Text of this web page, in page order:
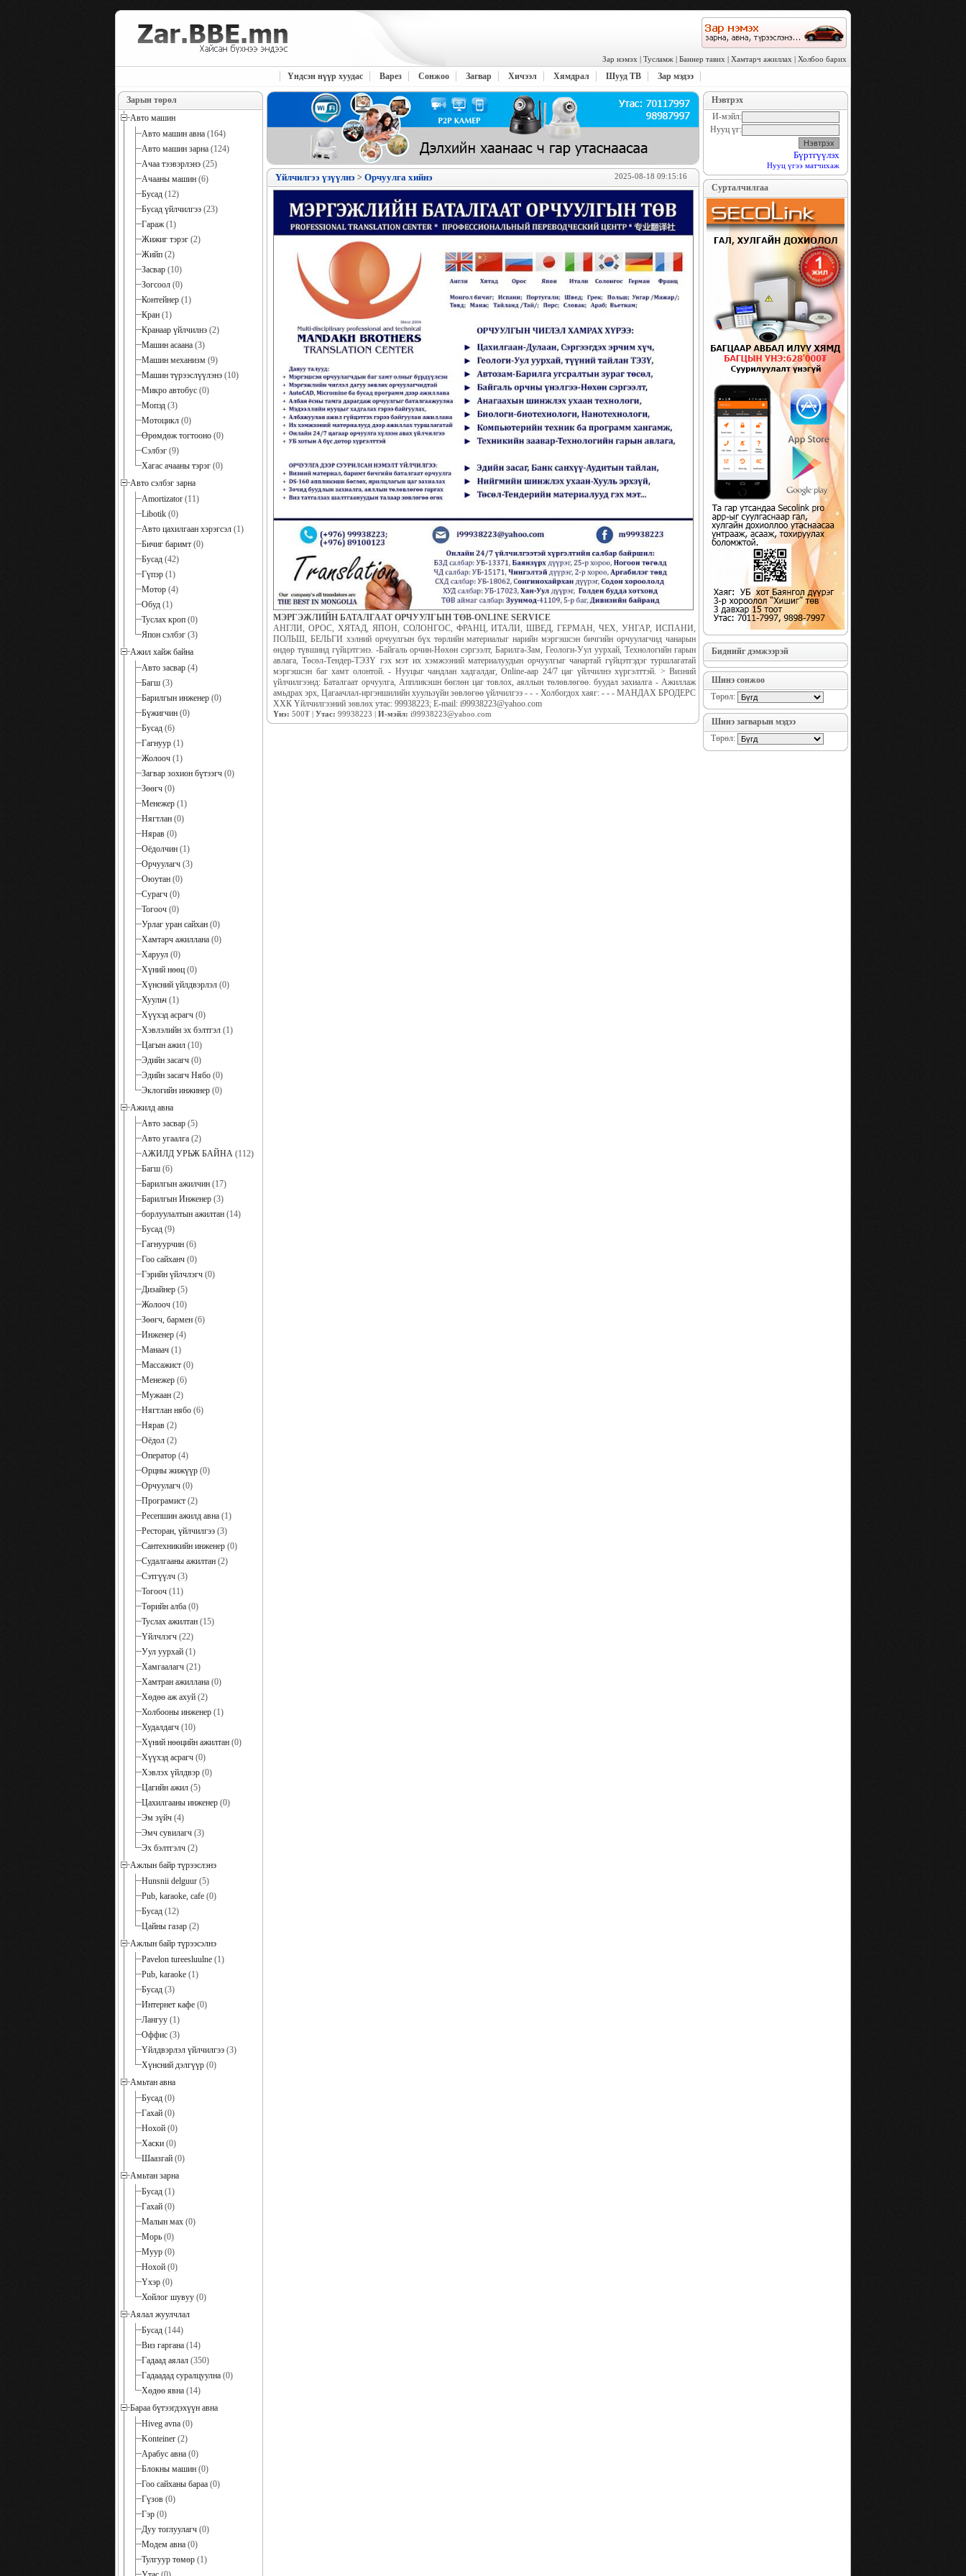
Зар нэмэх | Тусламж | Баннер тавих | Хамтарч ажиллах | Холбоо барих
Үндсэн нүүр хуудас Варез Сонжоо Загвар Хичээл Хямдрал Шууд ТВ Зар мэдээ
Зарын төрөл
Авто машин
Авто машин авна (164)
Авто машин зарна (124)
Ачаа тээвэрлэнэ (25)
Ачааны машин (6)
Бусад (12)
Бусад үйлчилгээ (23)
Гараж(1)
Жижиг тэрэг (2)
Жийп (2)
Засвар (10)
Зогсоол (0)
Контейнер (1)
Кран (1)
Кранаар үйлчилнэ (2)
Машин асаана (3)
Машин механизм (9)
Машин түрээслүүлэнэ (10)
Микро автобус (0)
Мопэд (3)
Мотоцикл (0)
Өрөмдөж тогтооно (0)
Сэлбэг (9)
Хагас ачааны тэрэг (0)
Авто сэлбэг зарна
Amortizator (11)
Libotik (0)
Авто цахилгаан хэрэгсэл (1)
Бичиг баримт (0)
Бусад (42)
Гүпэр (1)
Мотор (4)
Обуд (1)
Туслах кроп (0)
Япон сэлбэг (3)
Ажил хайж байна
Авто засвар (4)
Багш (3)
Барилгын инженер (0)
Бүжигчин (0)
Бусад (6)
Гагнуур (1)
Жолооч (1)
Загвар зохион бүтээгч (0)
Зөөгч (0)
Менежер (1)
Нягтлан (0)
Нярав (0)
Оёдолчин (1)
Орчуулагч (3)
Оюутан (0)
Сурагч (0)
Тогооч (0)
Урлаг уран сайхан (0)
Хамтарч ажиллана (0)
Харуул (0)
Хүний нөөц (0)
Хүнсний үйлдвэрлэл (0)
Хуульч (1)
Хүүхэд асрагч (0)
Хэвлэлийн эх бэлтгэл (1)
Цагын ажил (10)
Эдийн засагч (0)
Эдийн засагч Нябо (0)
Эклогийн инжинер (0)
Ажилд авна
Авто засвар (5)
Авто угаалга (2)
АЖИЛД УРЬЖ БАЙНА (112)
Багш (6)
Барилгын ажилчин (17)
Барилгын Инженер (3)
борлуулалтын ажилтан (14)
Бусад (9)
Гагнуурчин (6)
Гоо сайханч (0)
Гэрийн үйлчлэгч (0)
Дизайнер (5)
Жолооч (10)
Зөөгч, бармен (6)
Инженер (4)
Манаач (1)
Массажист (0)
Менежер (6)
Мужаан (2)
Нягтлан нябо (6)
Нярав (2)
Оёдол (2)
Оператор (4)
Орцны жижүүр (0)
Орчуулагч (0)
Програмист (2)
Ресепшин ажилд авна (1)
Ресторан, үйлчилгээ (3)
Сантехникийн инженер (0)
Судалгааны ажилтан (2)
Сэтгүүлч (3)
Тогооч (11)
Төрийн алба (0)
Туслах ажилтан (15)
Үйлчлэгч (22)
Уул уурхай (1)
Хамгаалагч (21)
Хамтран ажиллана (0)
Хөдөө аж ахуй (2)
Холбооны инженер (1)
Худалдагч (10)
Хүний нөөцийн ажилтан (0)
Хүүхэд асрагч (0)
Хэвлэх үйлдвэр (0)
Цагийн ажил (5)
Цахилгааны инженер (0)
Эм зүйч (4)
Эмч сувилагч (3)
Эх бэлтгэлч (2)
Ажлын байр түрээслэнэ
Hunsnii delguur (5)
Pub, karaoke, cafe (0)
Бусад (12)
Цайны газар (2)
Ажлын байр түрээсэлнэ
Pavelon tureesluulne (1)
Pub, karaoke (1)
Бусад (3)
Интернет кафе (0)
Лангуу (1)
Оффис (3)
Үйлдвэрлэл үйлчилгээ (3)
Хүнсний дэлгүүр (0)
Амьтан авна
Бусад (0)
Гахай (0)
Нохой (0)
Хаски (0)
Шаазгай (0)
Амьтан зарна
Бусад (1)
Гахай (0)
Малын мах (0)
Морь (0)
Муур (0)
Нохой (0)
Үхэр (0)
Хойлог шувуу (0)
Аялал жуулчлал
Бусад (144)
Виз гаргана (14)
Гадаад аялал (350)
Гадаадад суралцуулна (0)
Хөдөө явна (14)
Бараа бүтээгдэхүүн авна
Hiveg avna (0)
Konteiner (2)
Арабус авна (0)
Блокны машин (0)
Гоо сайханы бараа (0)
Гүзов (0)
Гэр (0)
Дуу тоглуулагч (0)
Модем авна (0)
Тулгуур төмөр (1)
Үйлчилгээ үзүүлнэ > Орчуулга хийнэ 2025-08-18 09:15:16
МЭРГЭЖЛИЙН БАТАЛГААТ ОРЧУУЛГЫН ТӨВ-ONLINE SERVICE
АНГЛИ, ОРОС, ХЯТАД, ЯПОН, СОЛОНГОС, ФРАНЦ, ИТАЛИ, ШВЕД, ГЕРМАН, ЧЕХ, УНГАР, ИСПАНИ,
ПОЛЬШ, БЕЛЬГИ хэлний орчуулгын бүх төрлийн материалыг нарийн мэргэшсэн бичгийн орчуулагчид чанарын
өндөр түвшинд гүйцэтгэнэ. -Байгаль орчин-Нөхөн сэргээлт, Барилга-Зам, Геологи-Уул уурхай, Технологийн гарын
авлага, Төсөл-Тендер-ТЭЗҮ гэх мэт их хэмжээний материалуудын орчуулгыг чанартай гүйцэтгэдэг туршлагатай
мэргэшсэн баг хамт олонтой. - Нууцыг чандлан хадгалдаг, Online-аар 24/7 цаг үйлчилнэ хүргэлттэй. > Визний
үйлчилгээнд: Баталгаат орчуулга, Аппликэшн бөглөн цаг товлох, аяллын төлөвлөгөө. буудал захиалга - Ажиллаж
амьдрах эрх, Цагаачлал-иргэншилийн хуульзүйн зөвлөгөө үйлчилгээ - - - Холбогдох хаяг: - - - МАНДАХ БРОДЕРС
ХХК Үйлчилгээний зөвлөх утас: 99938223; E-mail: i99938223@yahoo.com
Үнэ: 500₮ | Утас: 99938223 | И-мэйл: i99938223@yahoo.com
Нэвтрэх
И-мэйл:
Нууц үг:
Бүртгүүлэх
Нууц үгээ матчихаж
Сурталчилгаа
Биднийг дэмжээрэй
Шинэ сонжоо
Төрөл:
Шинэ загварын мэдээ
Төрөл: